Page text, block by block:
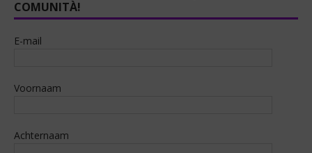
COMUNITÀ!
E-mail
Voornaam
Achternaam